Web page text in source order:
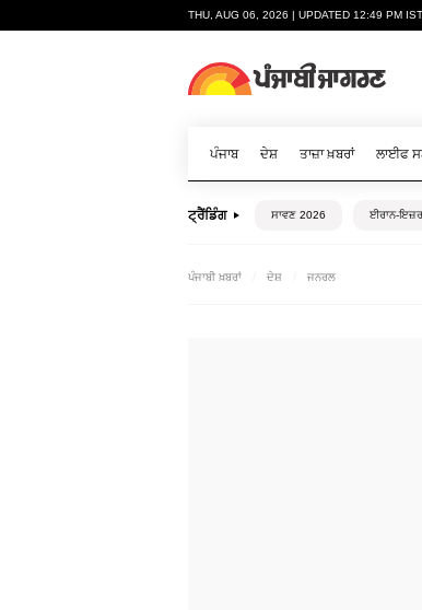
THU, AUG 06, 2026 | UPDATED 12:49 PM IST
ਪੰਜਾਬ ਦੇਸ਼ ਤਾਜ਼ਾ ਖ਼ਬਰਾਂ ਲਾਈਫ
ਟ੍ਰੈਂਡਿੰਗ ਸਾਵਣ 2026 ਈਰਾਨ-
ਪੰਜਾਬੀ ਖ਼ਬਰਾਂ ਦੇਸ਼ ਜਨਰਲ